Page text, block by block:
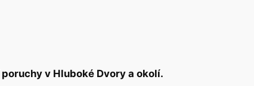
v Hluboké Dvory a okolí.